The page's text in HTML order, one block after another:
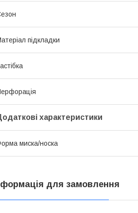
підкладки
характеристики
миска/носка
для замовлення